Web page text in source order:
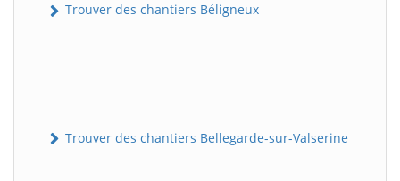
Trouver des chantiers Béligneux
Trouver des chantiers Bellegarde-sur-Valserine